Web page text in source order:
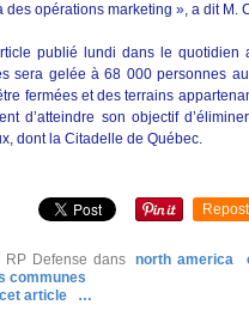
des opérations marketing », a dit M.
publié lundi dans le quotidien
sera gelée à 68 000 personnes
fermées et des terrains
d’atteindre son objectif
dont la Citadelle de Québec.
Repost
RP Defense dans north america
communes
article
…